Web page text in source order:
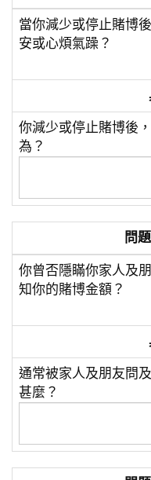
當你減少或停止賭博
安或心煩氣躁？
你減少或停止賭博後
為？
問
你曾否隱瞞你家人及
知你的賭博金額？
通常被家人及朋友問
甚麼？